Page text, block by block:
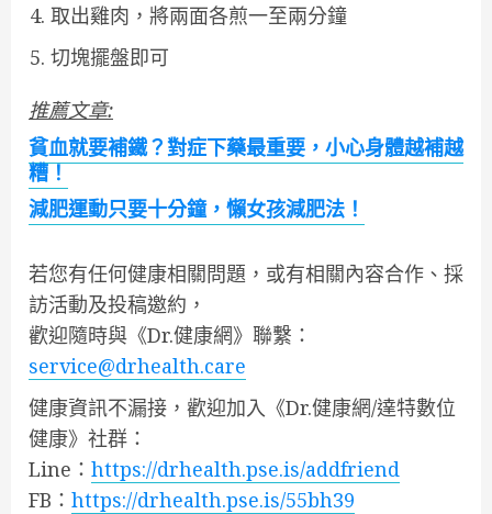
取出雞肉，將兩面各煎一至兩分鐘
切塊擺盤即可
推薦文章:
貧血就要補鐵？對症下藥最重要，小心身體越補越
糟！
減肥運動只要十分鐘，懶女孩減肥法！
若您有任何健康相關問題，或有相關內容合作、採
訪活動及投稿邀約，
歡迎隨時與《Dr.健康網》聯繫：
service@drhealth.care
健康資訊不漏接，歡迎加入《Dr.健康網/達特數位
健康》社群：
Line： https://drhealth.pse.is/addfriend
FB： https://drhealth.pse.is/55bh39